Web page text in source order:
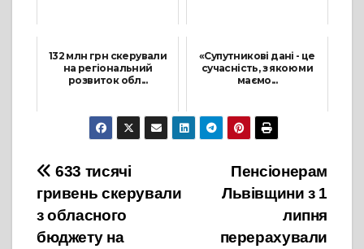
132 млн грн скерували
на регіональний
розвиток обл...
23 Грудня, 2021
«Супутникові дані - це
сучасність, з якою ми
маємо...
5 Жовтня, 2021
Навігація
записів
Пенсіонерам
Львівщини з 1
липня
перерахували
633 тисячі
гривень скерували
з обласного
бюджету на